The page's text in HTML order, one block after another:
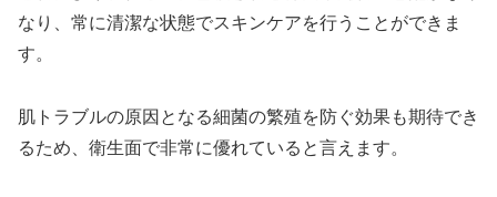
なり、常に清潔な状態でスキンケアを行うことができま
す。
肌トラブルの原因となる細菌の繁殖を防ぐ効果も期待でき
るため、衛生面で非常に優れていると言えます。